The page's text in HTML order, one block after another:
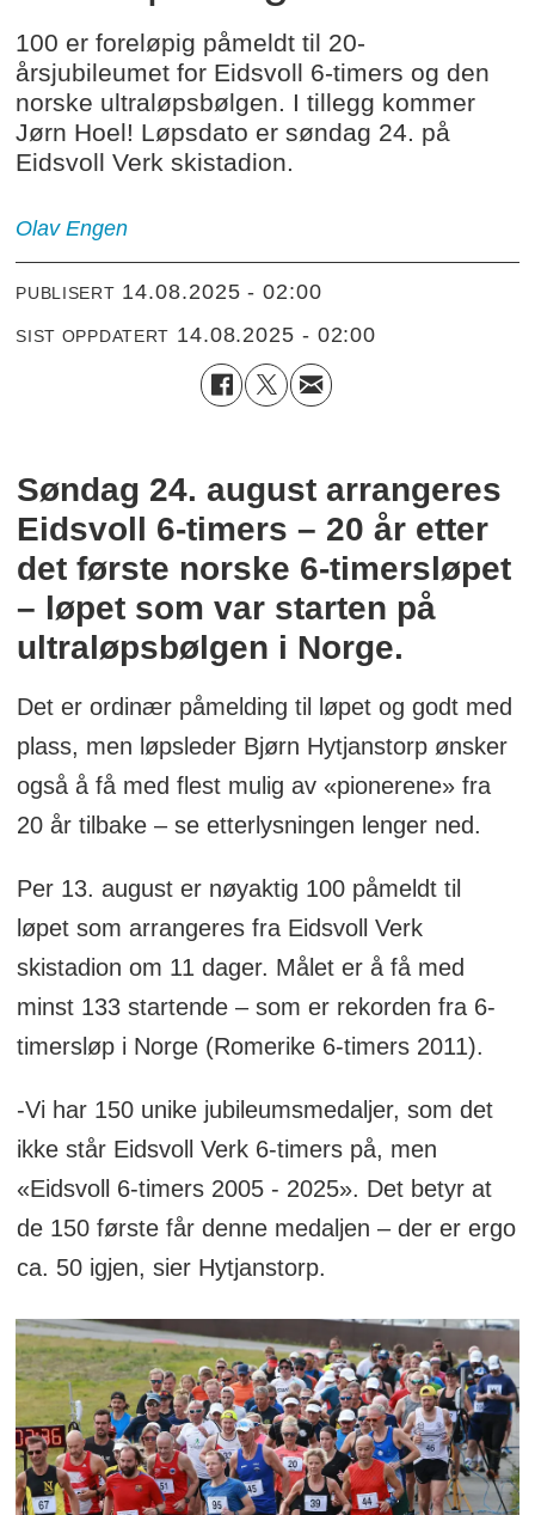
100 er foreløpig påmeldt til 20-
årsjubileumet for Eidsvoll 6-timers og den
norske ultraløpsbølgen. I tillegg kommer
Jørn Hoel! Løpsdato er søndag 24. på
Eidsvoll Verk skistadion.
Olav Engen
PUBLISERT 14.08.2025 - 02:00
SIST OPPDATERT 14.08.2025 - 02:00
Søndag 24. august arrangeres
Eidsvoll 6-timers – 20 år etter
det første norske 6-timersløpet
– løpet som var starten på
ultraløpsbølgen i Norge.
Det er ordinær påmelding til løpet og godt med
plass, men løpsleder Bjørn Hytjanstorp ønsker
også å få med flest mulig av «pionerene» fra
20 år tilbake – se etterlysningen lenger ned.
Per 13. august er nøyaktig 100 påmeldt til
løpet som arrangeres fra Eidsvoll Verk
skistadion om 11 dager. Målet er å få med
minst 133 startende – som er rekorden fra 6-
timersløp i Norge (Romerike 6-timers 2011).
-Vi har 150 unike jubileumsmedaljer, som det
ikke står Eidsvoll Verk 6-timers på, men
«Eidsvoll 6-timers 2005 - 2025». Det betyr at
de 150 første får denne medaljen – der er ergo
ca. 50 igjen, sier Hytjanstorp.